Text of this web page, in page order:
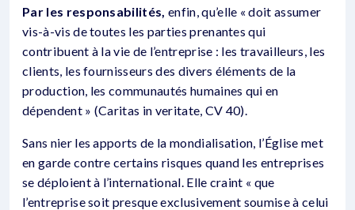
Par les responsabilités, enfin, qu’elle « doit assumer
vis-à-vis de toutes les parties prenantes qui
contribuent à la vie de l’entreprise : les travailleurs, les
clients, les fournisseurs des divers éléments de la
production, les communautés humaines qui en
dépendent » (Caritas in veritate, CV 40).
Sans nier les apports de la mondialisation, l’Église met
en garde contre certains risques quand les entreprises
se déploient à l’international. Elle craint « que
l’entreprise soit presque exclusivement soumise à celui